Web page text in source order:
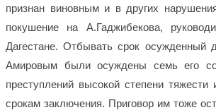
признан виновным и в других
покушение на А.Гаджибекова,
Дагестане. Отбывать срок
Амировым были осуждены семь его
преступлений высокой степени
срокам заключения. Приговор им тоже